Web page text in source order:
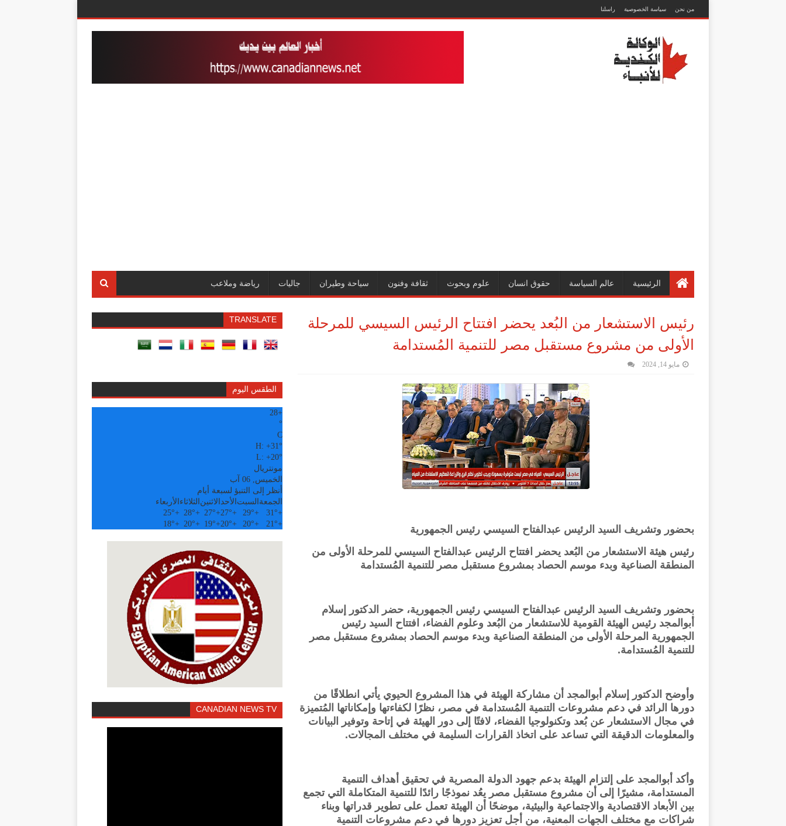
من نحن سياسة الخصوصية راسلنا
الرئيسية عالم السياسة حقوق انسان علوم وبحوث ثقافة وفنون سياحة وطيران جاليات رياضة وملاعب
رئيس الاستشعار من البُعد يحضر افتتاح الرئيس السيسي للمرحلة
الأولى من مشروع مستقبل مصر للتنمية المُستدامة
مايو 14, 2024
بحضور وتشريف السيد الرئيس عبدالفتاح السيسي رئيس الجمهورية
رئيس هيئة الاستشعار من البُعد يحضر افتتاح الرئيس عبدالفتاح السيسي للمرحلة الأولى من
المنطقة الصناعية وبدء موسم الحصاد بمشروع مستقبل مصر للتنمية المُستدامة
بحضور وتشريف السيد الرئيس عبدالفتاح السيسي رئيس الجمهورية، حضر الدكتور إسلام
أبوالمجد رئيس الهيئة القومية للاستشعار من البُعد وعلوم الفضاء، افتتاح السيد رئيس
الجمهورية المرحلة الأولى من المنطقة الصناعية وبدء موسم الحصاد بمشروع مستقبل مصر
للتنمية المُستدامة.
وأوضح الدكتور إسلام أبوالمجد أن مشاركة الهيئة في هذا المشروع الحيوي يأتي انطلاقًا من
دورها الرائد في دعم مشروعات التنمية المُستدامة في مصر، نظرًا لكفاءتها وإمكاناتها المُتميزة
في مجال الاستشعار عن بُعد وتكنولوجيا الفضاء، لافتًا إلى دور الهيئة في إتاحة وتوفير البيانات
والمعلومات الدقيقة التي تساعد على اتخاذ القرارات السليمة في مختلف المجالات.
وأكد أبوالمجد على إلتزام الهيئة بدعم جهود الدولة المصرية في تحقيق أهداف التنمية
المستدامة، مشيرًا إلى أن مشروع مستقبل مصر يعُد نموذجًا رائدًا للتنمية المتكاملة التي تجمع
بين الأبعاد الاقتصادية والاجتماعية والبيئية، موضحًا أن الهيئة تعمل على تطوير قدراتها وبناء
شراكات مع مختلف الجهات المعنية، من أجل تعزيز دورها في دعم مشروعات التنمية
TRANSLATE
الطقس اليوم
+
28
°
C
H: +31°
L: +20°
مونتريال
الخميس, 06 آب
أنظر إلى التنبؤ لسبعة أيام
الجمعة السبت الأحد الاثنين الثلاثاء الأربعاء
+
31°
+
29°
+
27°
+
27°
+
28°
+
25°
+
21°
+
20°
+
20°
+
19°
+
20°
+
18°
CANADIAN NEWS TV